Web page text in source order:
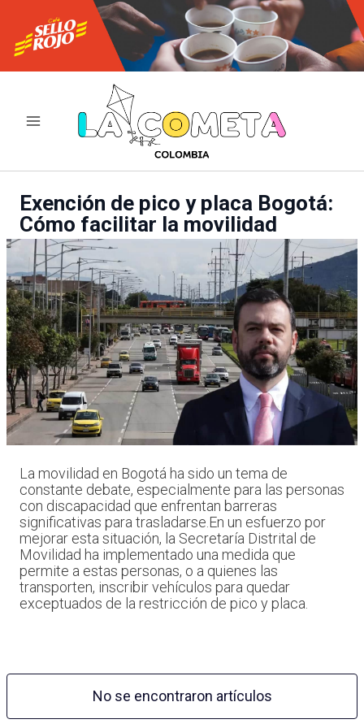
contenido
Exención de pico y placa Bogotá:
Cómo facilitar la movilidad
La movilidad en Bogotá ha sido un tema de
constante debate, especialmente para las personas
con discapacidad que enfrentan barreras
significativas para trasladarse.En un esfuerzo por
mejorar esta situación, la Secretaría Distrital de
Movilidad ha implementado una medida que
permite a estas personas, o a quienes las
transporten, inscribir vehículos para quedar
exceptuados de la restricción de pico y placa.
No se encontraron artículos